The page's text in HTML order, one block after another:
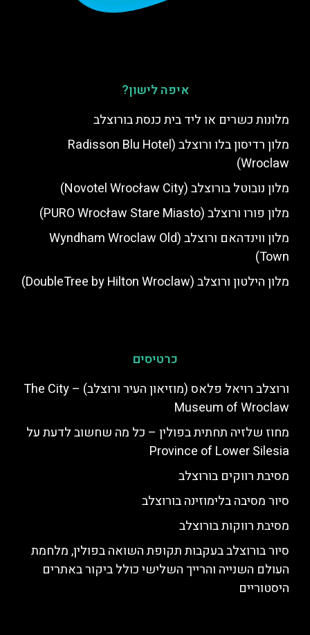
איפה לישון?
מלונות כשרים או ליד בית כנסת בורוצלב
מלון רדיסון בלו ורוצלב (Radisson Blu Hotel
Wroclaw)
מלון נובוטל בורוצלב (Novotel Wrocław City)
מלון פורו ורוצלב (PURO Wrocław Stare Miasto)
מלון ווינדהאם ורוצלב (Wyndham Wroclaw Old
Town)
מלון הילטון ורוצלב (DoubleTree by Hilton Wroclaw)
כרטיסים
ורוצלב רויאל פלאס (מוזיאון העיר ורוצלב) – The City
Museum of Wroclaw
מחוז שלזיה תחתית בפולין – כל מה שחשוב לדעת על
Province of Lower Silesia
מסיבת רווקים בורוצלב
סיור מסיבה בלימוזינה בורוצלב
מסיבת רווקות בורוצלב
סיור בורוצלב בעקבות תקופת השואה בפולין, מלחמת
העולם השנייה והרייך השלישי כולל ביקור באתרים
היסטוריים